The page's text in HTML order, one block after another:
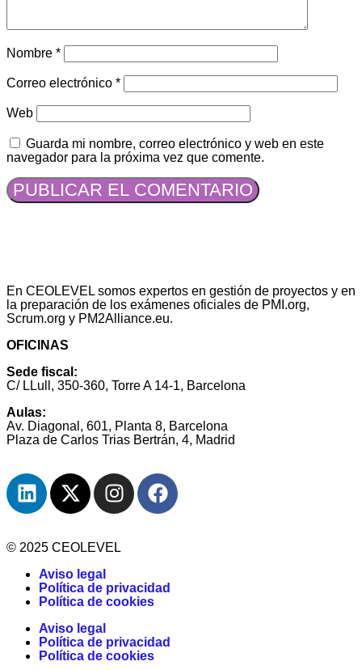
Nombre *
Correo electrónico *
Web
Guarda mi nombre, correo electrónico y web en este
navegador para la próxima vez que comente.
En CEOLEVEL somos expertos en gestión de proyectos y en
la preparación de los exámenes oficiales de PMI.org,
Scrum.org y PM2Alliance.eu.
OFICINAS
Sede fiscal:
C/ LLull, 350-360, Torre A 14-1, Barcelona
Aulas:
Av. Diagonal, 601, Planta 8, Barcelona
Plaza de Carlos Trias Bertrán, 4, Madrid
© 2025 CEOLEVEL
Aviso legal
Política de privacidad
Política de cookies
Aviso legal
Política de privacidad
Política de cookies